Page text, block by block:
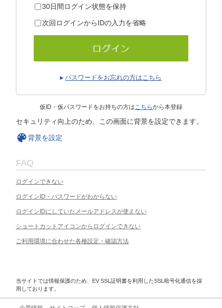
30日間ログイン状態を保持
次回ログインからIDの入力を省略
パスワードをお忘れの方はこちら
仮ID・仮パスワードをお持ちの方はこちらから本登録
セキュリティ向上のため、この画面に背景を設定できます。
背景を設定
FAQ
ログインできない
ログインID・パスワードがわからない
ログインIDにしていたメールアドレスが使えない
ショートカットアイコンからログインできない
ご利用環境に合わせた各種設定・確認方法
当サイトでは情報保護のため、EV SSL証明書を利用したSSL暗号化通信を採
用しております。